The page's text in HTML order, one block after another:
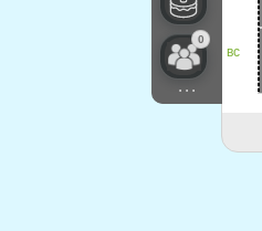
0
...
вс